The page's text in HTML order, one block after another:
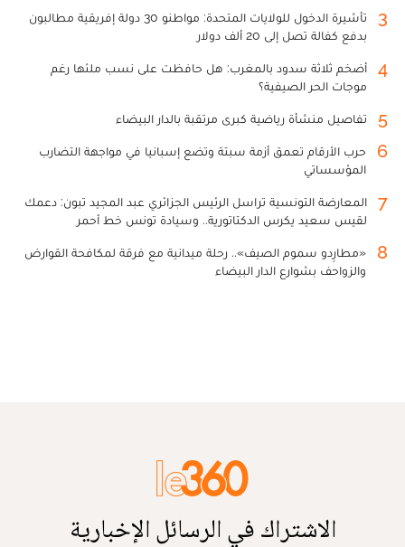
3
تأشيرة الدخول للولايات المتحدة: مواطنو 30 دولة إفريقية مطالبون
بدفع كفالة تصل إلى 20 ألف دولار
4
أضخم ثلاثة سدود بالمغرب: هل حافظت على نسب ملئها رغم
موجات الحر الصيفية؟
5 تفاصيل منشأة رياضية كبرى مرتقبة بالدار البيضاء
6
حرب الأرقام تعمق أزمة سبتة وتضع إسبانيا في مواجهة التضارب
المؤسساتي
7
المعارضة التونسية تراسل الرئيس الجزائري عبد المجيد تبون: دعمك
لقيس سعيد يكرس الدكتاتورية.. وسيادة تونس خط أحمر
8
«مطارِدو سموم الصيف».. رحلة ميدانية مع فرقة لمكافحة القوارض
والزواحف بشوارع الدار البيضاء
الاشتراك في الرسائل الإخبارية